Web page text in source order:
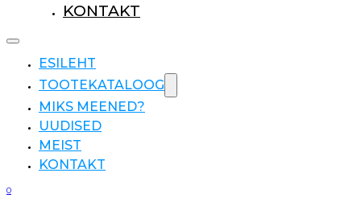
KONTAKT
ESILEHT
TOOTEKATALOOG
MIKS MEENED?
UUDISED
MEIST
KONTAKT
0